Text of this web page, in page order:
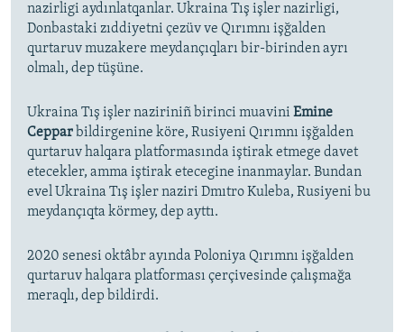
nazirligi aydınlatqanlar. Ukraina Tış işler nazirligi,
Donbastaki zıddiyetni çezüv ve Qırımnı işğalden
qurtaruv muzakere meydançıqları bir-birinden ayrı
olmalı, dep tüşüne.
Ukraina Tış işler naziriniñ birinci muavini Emine
Ceppar bildirgenine köre, Rusiyeni Qırımnı işğalden
qurtaruv halqara platformasında iştirak etmege davet
etecekler, amma iştirak etecegine inanmaylar. Bundan
evel Ukraina Tış işler naziri Dmıtro Kuleba, Rusiyeni bu
meydançıqta körmey, dep ayttı.
2020 senesi oktâbr ayında Poloniya Qırımnı işğalden
qurtaruv halqara platforması çerçivesinde çalışmağa
meraqlı, dep bildirdi.